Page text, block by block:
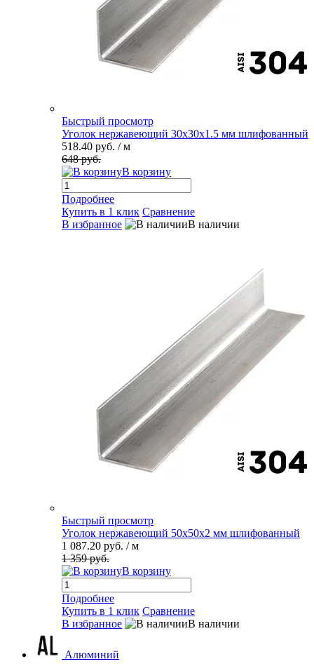
Быстрый просмотр
Уголок нержавеющий 30х30х1.5 мм шлифованный
518.40 руб. / м
648 руб.
В корзину
Подробнее
Купить в 1 клик Сравнение
В избранное
В наличии
Быстрый просмотр
Уголок нержавеющий 50х50х2 мм шлифованный
1 087.20 руб. / м
1 359 руб.
В корзину
Подробнее
Купить в 1 клик Сравнение
В избранное
В наличии
Алюминий